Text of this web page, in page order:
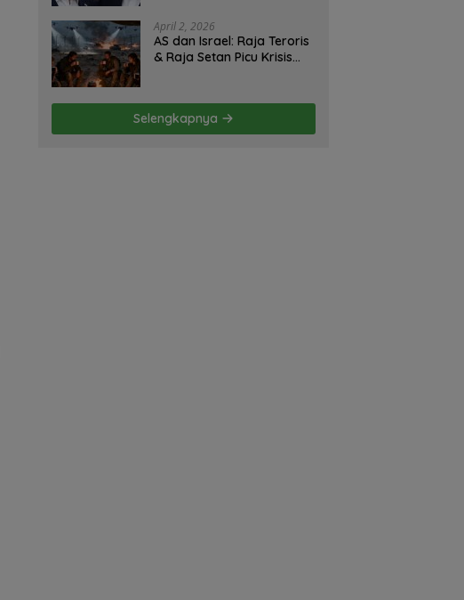
Strategi Gagal! – Oleh;
Hasan Basri Siregar.
April 2, 2026
AS dan Israel: Raja Teroris
& Raja Setan Picu Krisis
Basri Siregar, ketua JWI
DS.
Selengkapnya